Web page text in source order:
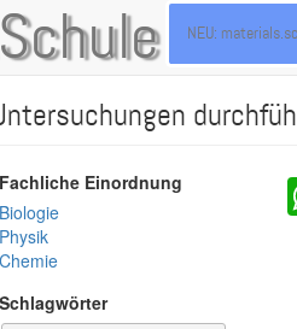
NEU:
Fachliche Einordnung
Biologie
Physik
Chemie
Schlagwörter